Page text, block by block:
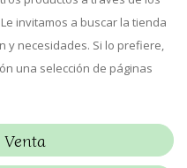
invitamos a buscar la tienda
y necesidades. Si lo prefiere,
una selección de páginas